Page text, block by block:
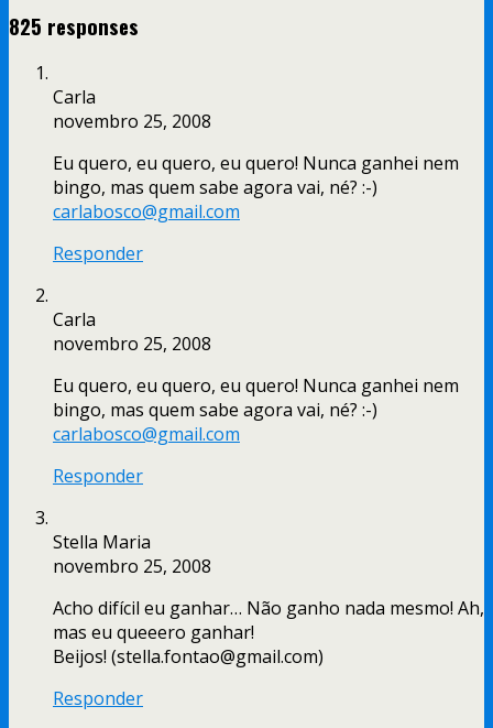
825 responses
Carla
novembro 25, 2008
Eu quero, eu quero, eu quero! Nunca ganhei nem
bingo, mas quem sabe agora vai, né? :-)
carlabosco@gmail.com
Responder
Carla
novembro 25, 2008
Eu quero, eu quero, eu quero! Nunca ganhei nem
bingo, mas quem sabe agora vai, né? :-)
carlabosco@gmail.com
Responder
Stella Maria
novembro 25, 2008
Acho difícil eu ganhar… Não ganho nada mesmo! Ah,
mas eu queeero ganhar!
Beijos! (stella.fontao@gmail.com)
Responder